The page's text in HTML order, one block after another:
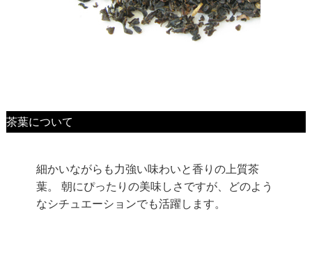
茶葉について
細かいながらも力強い味わいと香りの上質茶
葉。 朝にぴったりの美味しさですが、どのよう
なシチュエーションでも活躍します。